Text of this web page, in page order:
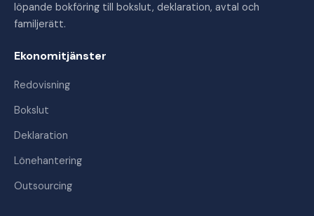
löpande bokföring till bokslut, deklaration, avtal och
familjerätt.
Ekonomitjänster
Redovisning
Bokslut
Deklaration
Lönehantering
Outsourcing